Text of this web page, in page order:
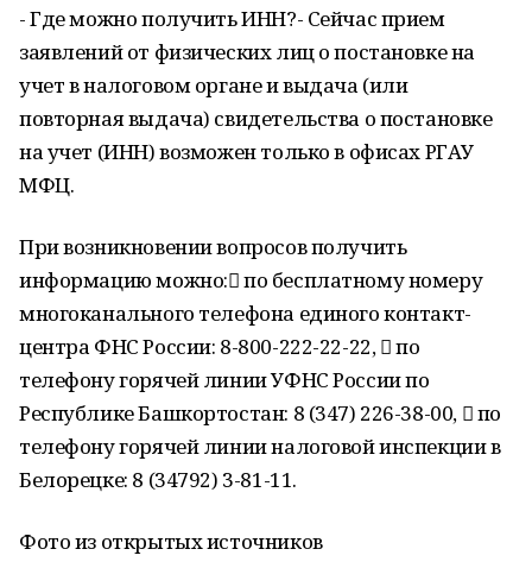
- Где можно получить ИНН?- Сейчас прием
заявлений от физических лиц о постановке на
учет в налоговом органе и выдача (или
повторная выдача) свидетельства о постановке
на учет (ИНН) возможен только в офисах РГАУ
МФЦ.
При возникновении вопросов получить
информацию можно: по бесплатному номеру
многоканального телефона единого контакт-
центра ФНС России: 8-800-222-22-22,  по
телефону горячей линии УФНС России по
Республике Башкортостан: 8 (347) 226-38-00,  по
телефону горячей линии налоговой инспекции в
Белорецке: 8 (34792) 3-81-11.
Фото из открытых источников